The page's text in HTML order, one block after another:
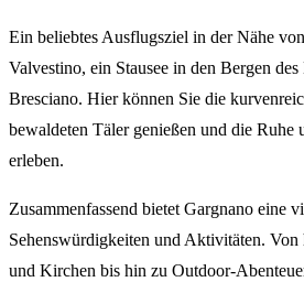
Ein beliebtes Ausflugsziel in der Nähe
Valvestino, ein Stausee in den Bergen
Bresciano. Hier können Sie die
bewaldeten Täler genießen und die Ruhe
erleben.
Zusammenfassend bietet Gargnano eine
Sehenswürdigkeiten und Aktivitäten. Von
und Kirchen bis hin zu Outdoor-